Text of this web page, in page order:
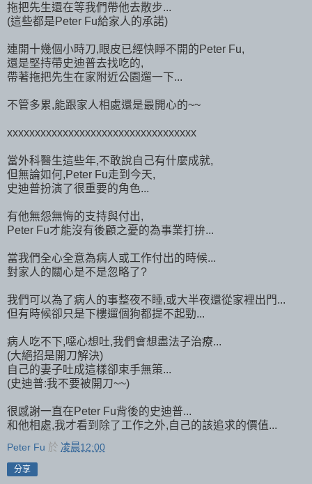
拖把先生還在等我們帶他去散步...
(這些都是Peter Fu給家人的承諾)
連開十幾個小時刀,眼皮已經快睜不開的Peter Fu,
還是堅持帶史迪普去找吃的,
帶著拖把先生在家附近公園遛一下...
不管多累,能跟家人相處還是最開心的~~
xxxxxxxxxxxxxxxxxxxxxxxxxxxxxxxxxx
當外科醫生這些年,不敢說自己有什麼成就,
但無論如何,Peter Fu走到今天,
史迪普扮演了很重要的角色...
有他無怨無悔的支持與付出,
Peter Fu才能沒有後顧之憂的為事業打拚...
當我們全心全意為病人或工作付出的時候...
對家人的關心是不是忽略了?
我們可以為了病人的事整夜不睡,或大半夜還從家裡出門...
但有時候卻只是下樓遛個狗都提不起勁...
病人吃不下,噁心想吐,我們會想盡法子治療...
(大絕招是開刀解決)
自己的妻子吐成這樣卻束手無策...
(史迪普:我不要被開刀~~)
很感謝一直在Peter Fu背後的史迪普...
和他相處,我才看到除了工作之外,自己的該追求的價值...
Peter Fu 於 凌晨12:00
分享